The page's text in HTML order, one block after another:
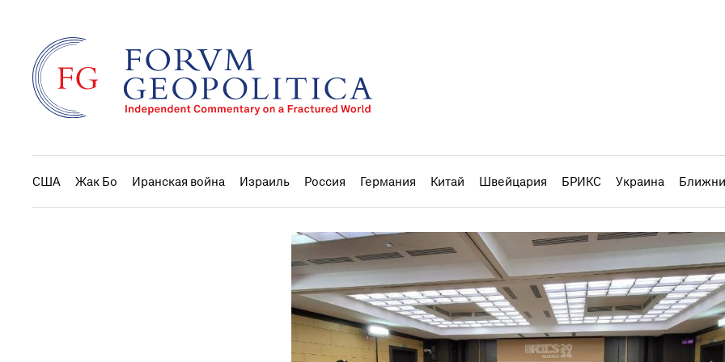
США Жак Бо Иранская война Израиль Россия Германия Китай Швейцария БРИКС Украина